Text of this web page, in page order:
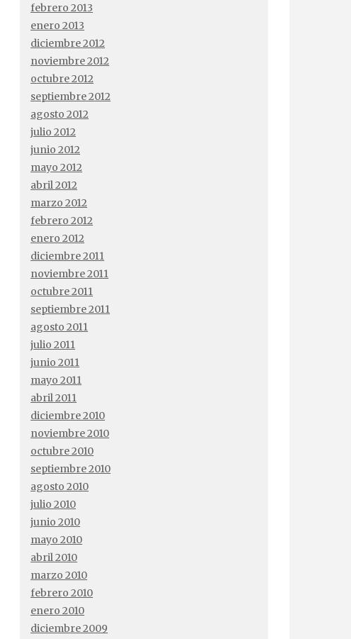
febrero 2013
enero 2013
diciembre 2012
noviembre 2012
octubre 2012
septiembre 2012
agosto 2012
julio 2012
junio 2012
mayo 2012
abril 2012
marzo 2012
febrero 2012
enero 2012
diciembre 2011
noviembre 2011
octubre 2011
septiembre 2011
agosto 2011
julio 2011
junio 2011
mayo 2011
abril 2011
diciembre 2010
noviembre 2010
octubre 2010
septiembre 2010
agosto 2010
julio 2010
junio 2010
mayo 2010
abril 2010
marzo 2010
febrero 2010
enero 2010
diciembre 2009